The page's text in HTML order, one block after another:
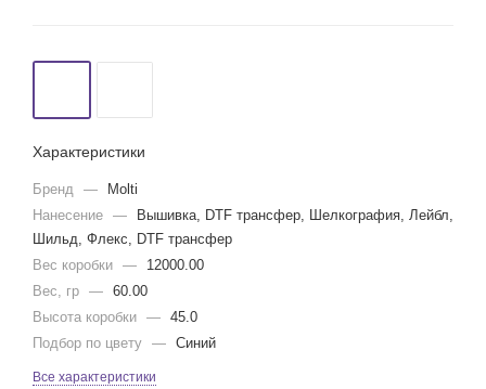
Характеристики
Бренд —
Molti
Нанесение —
Вышивка, DTF трансфер, Шелкография, Лейбл,
Шильд, Флекс, DTF трансфер
Вес коробки —
12000.00
Вес, гр — 60.00
Высота коробки — 45.0
Подбор по цвету — Синий
Все характеристики